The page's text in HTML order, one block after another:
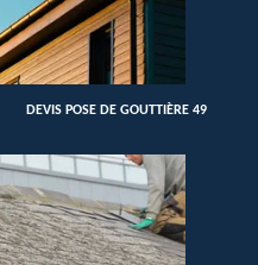
DEVIS POSE DE GOUTTIÈRE 49